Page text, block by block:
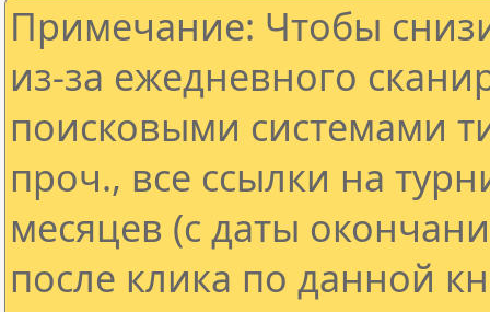
Примечание: Чтобы
из-за ежедневного
поисковыми системами
проч., все ссылки на
месяцев (с даты
после клика по данной